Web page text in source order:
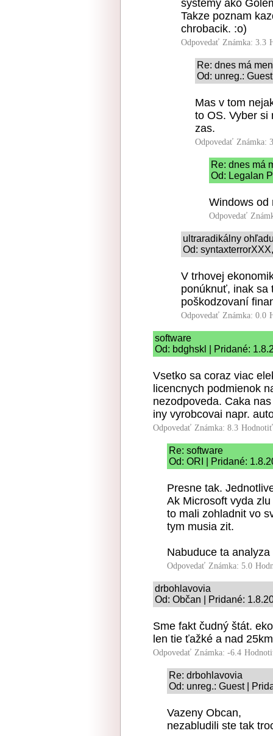
systemy ako
Takze poznam
chrobacik. :o)
Odpovedať Známka: 3.3
Re: dnes má
Od: unreg.:
Mas v tom
to OS. Vyber si
zas.
Odpovedať Známka:
Re: dnes má
Od: Legalan
Windows od
Odpovedať
ultraradikálny
Od:
V trhovej
ponúknuť, inak sa
poškodzovaní
Odpovedať Známka: 0.0
software
Od: bdghskl | Pridané:
Vsetko sa coraz viac
licencnych podmienok
nezodpoveda. Caka
iny vyrobcovai napr.
Odpovedať Známka: 8.3
Re: software
Od: ORI | Pridané:
Presne tak.
Ak Microsoft vyda
to mali zohladnit vo
tym musia zit.
Nabuduce ta
Odpovedať Známka: 5.0
drbohlavovia
Od: Občan | Pridané:
Sme fakt čudný štát.
len tie ťažké a nad
Odpovedať Známka: -6.4
Re: drbohlavovia
Od: unreg.: Guest |
Vazeny Obcan,
nezabludili ste tak